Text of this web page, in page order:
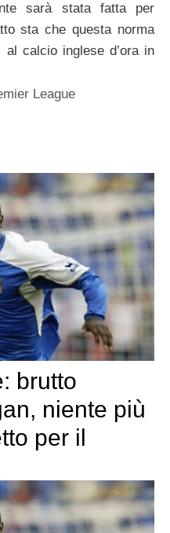
sarà stata fatta per
sta che questa norma
calcio inglese d’ora in
League
brutto
niente più
per il